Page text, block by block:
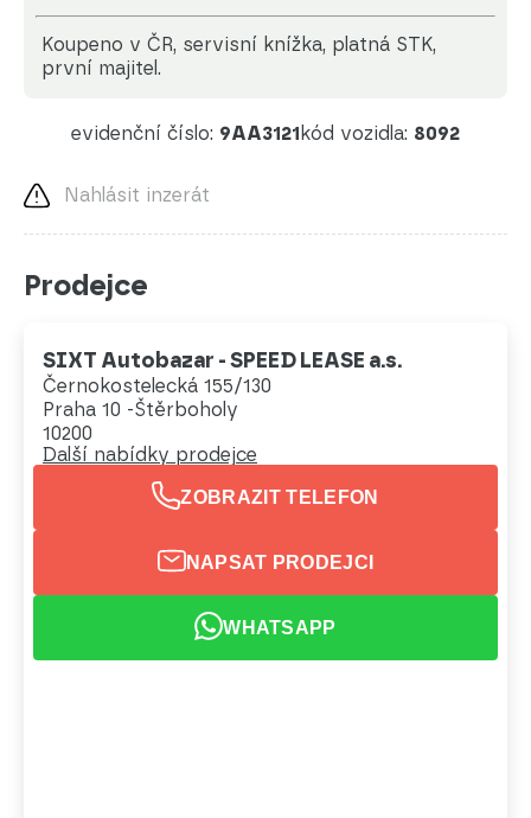
koupeno v ČR, servisní knížka, platná STK,
první majitel.
evidenční číslo: 9AA3121 kód vozidla: 8092
Nahlásit inzerát
Prodejce
SIXT Autobazar - SPEED LEASE a.s.
Černokostelecká 155/130
Praha 10 -Štěrboholy
10200
Další nabídky prodejce
ZOBRAZIT TELEFON
NAPSAT PRODEJCI
WHATSAPP